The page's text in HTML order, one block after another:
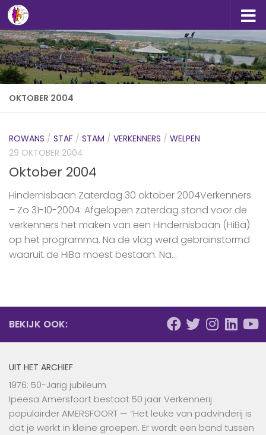
Doorgaan naar inhoud
OKTOBER 2004
ROWANS / STAF / STAM / VERKENNERS / WELPEN
29 OKTOBER 2004
Oktober 2004
Hindernisbaan Zaterdag 30 oktober 2004Verkenners
– Zo 31-10-2004: Afgelopen zaterdag stond voor de
verkenners het maken van een Hindernisbaan (HiBa)
op het programma. Na de vlag werd gebrainstormd
waaruit de HiBa moest bestaan. Na...
BEKIJK OOK:
UIT HET ARCHIEF
1976: 50-Jarig jubileum
Ipeesa Amersfoort bestaat 50 jaar Verkennerij
populairder AMERSFOORT — “Het leuke van padvinderij is
dat je werkt in kleine groepen. Er wordt een band tussen